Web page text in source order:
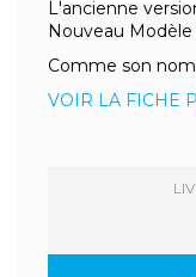
L'ancienne
Nouveau
Comme son
VOIR LA FICHE